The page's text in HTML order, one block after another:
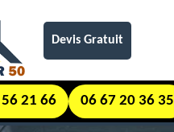
Devis Gratuit
21 66 06 67 20 36 35